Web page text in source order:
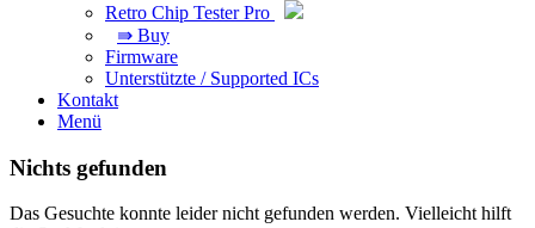
Retro Chip Tester Pro
⇛ Buy
Firmware
Unterstützte / Supported ICs
Kontakt
Menü
Nichts gefunden
Das Gesuchte konnte leider nicht gefunden werden. Vielleicht hilft